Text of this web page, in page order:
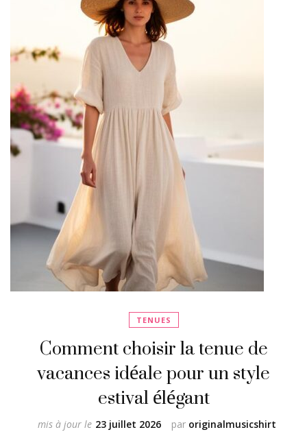
TENUES
Comment choisir la tenue de
vacances idéale pour un style
estival élégant
par originalmusicshirt
mis à jour le 23 juillet 2026